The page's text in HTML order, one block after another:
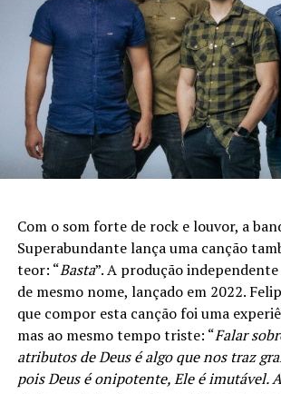
Com o som forte de rock e louvor, a
Superabundante lança uma canção
teor: “Basta”. A produção
de mesmo nome, lançado em 2022.
que compor esta canção foi uma
mas ao mesmo tempo triste: “Falar
atributos de Deus é algo que nos traz
pois Deus é onipotente, Ele é imutável.